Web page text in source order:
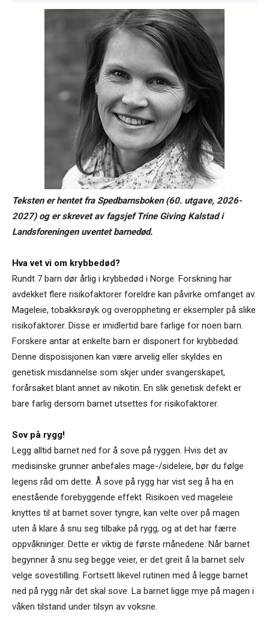
Teksten er hentet fra Spedbarnsboken (60. utgave, 2026-
2027) og er skrevet av fagsjef Trine Giving Kalstad i
Landsforeningen uventet barnedød.
Hva vet vi om krybbedød?
Rundt 7 barn dør årlig i krybbedød i Norge. Forsk­ning har
avdekket flere risiko­faktorer foreldre kan påvirke omfanget av.
Mage­leie, tobakksrøyk og overoppheting er eksempler på slike
risikofaktorer. Disse er imidlertid bare farlige for noen barn.
Forskere antar at enkelte barn er disponert for krybbedød.
Denne disposisjonen kan være arvelig eller skyldes en
genetisk misdannelse som skjer under svangerskapet,
forårsaket blant annet av nikotin. En slik genetisk defekt er
bare farlig dersom barnet utsettes for risikofaktorer.
Sov på rygg!
Legg alltid barnet ned for å sove på ryggen. Hvis det av
medisinske grunner anbefales mage-/sideleie, bør du følge
legens råd om dette. Å sove på rygg har vist seg å ha en
enestående forebyggende effekt. Risikoen ved mageleie
knyttes til at barnet sover tyngre, kan velte over på magen
uten å klare å snu seg tilbake på rygg, og at det har færre
oppvåkninger. Dette er viktig de første månedene. Når barnet
begynner å snu seg begge veier, er det greit å la barnet selv
velge sovestilling. Fortsett likevel rutinen med å legge barnet
ned på rygg når det skal sove. La barnet ligge mye på magen i
våken tilstand under tilsyn av voksne.